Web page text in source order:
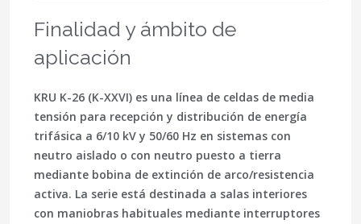
Finalidad y ámbito de
aplicación
KRU K-26 (K-XXVI) es una línea de celdas de media
tensión para recepción y distribución de energía
trifásica a 6/10 kV y 50/60 Hz en sistemas con
neutro aislado o con neutro puesto a tierra
mediante bobina de extinción de arco/resistencia
activa. La serie está destinada a salas interiores
con maniobras habituales mediante interruptores